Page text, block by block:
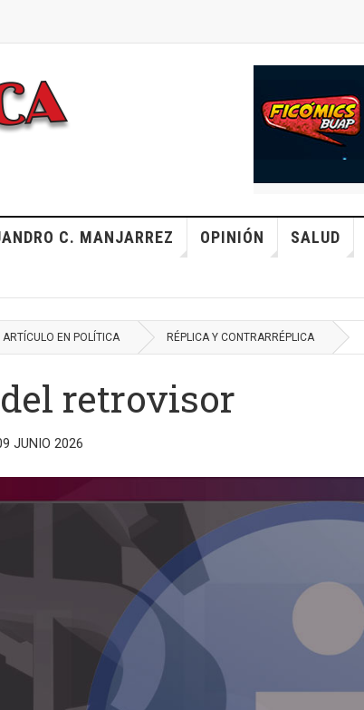
C. MANJARREZ OPINIÓN SALUD
ARTÍCULO EN POLÍTICA RÉPLICA Y CONTRARRÉPLICA
retrovisor
JUNIO 2026